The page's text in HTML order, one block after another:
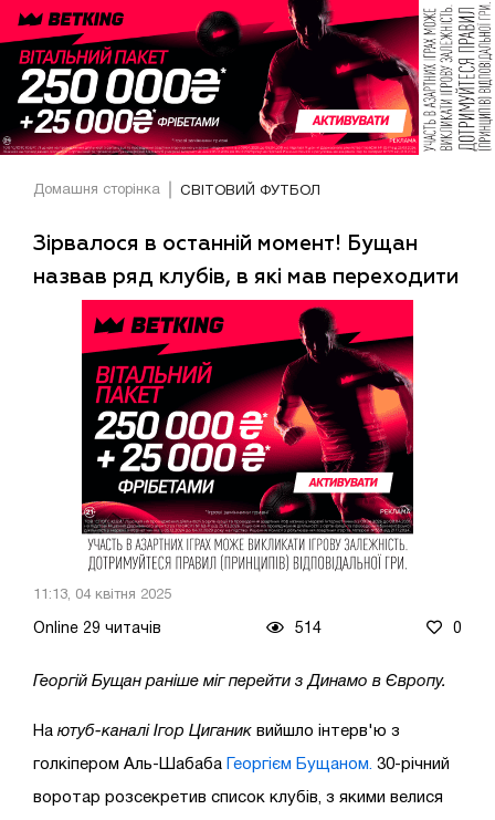
Домашня сторінка СВІТОВИЙ ФУТБОЛ
Зірвалося в останній момент! Бущан
назвав ряд клубів, в які мав переходити
11:13, 04 квітня 2025
Online 29 читачів 514 0
Георгій Бущан раніше міг перейти з Динамо в Європу.
На ютуб-каналі Ігор Циганик вийшло інтерв'ю з
голкіпером Аль-Шабаба Георгієм Бущаном. 30-річний
воротар розсекретив список клубів, з якими велися